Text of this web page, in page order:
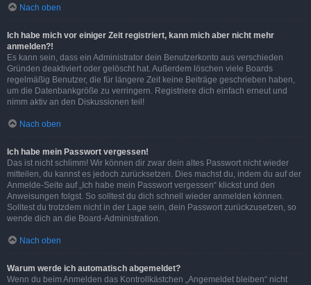
Nach oben
Ich habe mich vor einiger Zeit registriert, kann mich aber nicht mehr
anmelden?!
Es kann sein, dass ein Administrator dein Benutzerkonto aus verschieden
Gründen deaktiviert oder gelöscht hat. Außerdem löschen viele Boards
regelmäßig Benutzer, die für längere Zeit keine Beiträge geschrieben haben,
um die Datenbankgröße zu verringern. Registriere dich einfach erneut und
nimm aktiv an den Diskussionen teil!
Nach oben
Ich habe mein Passwort vergessen!
Das ist nicht schlimm! Wir können dir zwar dein altes Passwort nicht wieder
mitteilen, du kannst es jedoch zurücksetzen. Dies machst du, indem du auf der
Anmelde-Seite auf „Ich habe mein Passwort vergessen“ klickst und den
Anweisungen folgst. So solltest du dich schnell wieder anmelden können.
Solltest du trotzdem nicht in der Lage sein, dein Passwort zurückzusetzen, so
wende dich an die Board-Administration.
Nach oben
Warum werde ich automatisch abgemeldet?
Wenn du beim Anmelden das Kontrollkästchen „Angemeldet bleiben“ nicht